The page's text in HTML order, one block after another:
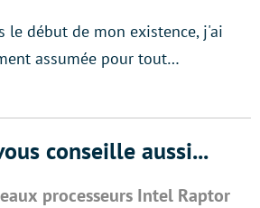
le début de mon existence, j'ai
assumée pour tout…
conseille aussi...
processeurs Intel Raptor